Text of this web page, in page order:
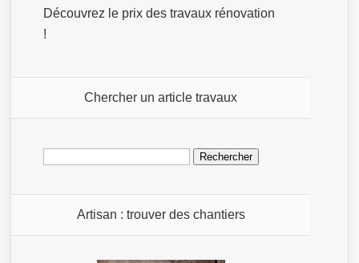
Découvrez le prix des travaux rénovation
!
Chercher un article travaux
Rechercher :
Artisan : trouver des chantiers